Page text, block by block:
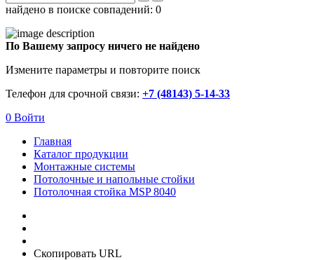
найдено в поиске совпадений: 0
По Вашему запросу ничего не найдено
Измените параметры и повторите поиск
Телефон для срочной связи: +7 (48143) 5-14-33
0 Войти
Главная
Каталог продукции
Монтажные системы
Потолочные и напольные стойки
Потолочная стойка MSP 8040
Скопировать URL